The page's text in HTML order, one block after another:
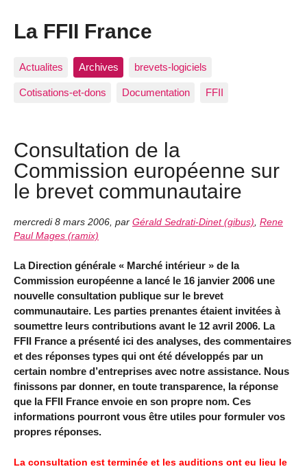
La FFII France
Actualites Archives brevets-logiciels
Cotisations-et-dons Documentation FFII
Consultation de la
Commission européenne sur
le brevet communautaire
mercredi 8 mars 2006 par Gérald Sedrati-Dinet (gibus) Rene
Paul Mages (ramix)
La Direction générale « Marché intérieur » de la
Commission européenne a lancé le 16 janvier 2006 une
nouvelle consultation publique sur le brevet
communautaire. Les parties prenantes étaient invitées à
soumettre leurs contributions avant le 12 avril 2006. La
FFII France a présenté ici des analyses, des commentaires
et des réponses types qui ont été développés par un
certain nombre d’entreprises avec notre assistance. Nous
finissons par donner, en toute transparence, la réponse
que la FFII France envoie en son propre nom. Ces
informations pourront vous être utiles pour formuler vos
propres réponses.
La consultation est terminée et les auditions ont eu lieu le